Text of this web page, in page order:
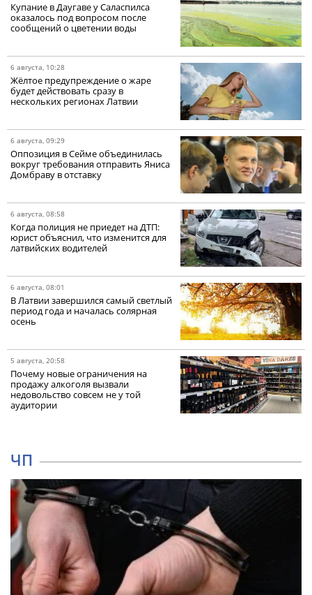
Купание в Даугаве у Саласпилса
оказалось под вопросом после
сообщений о цветении воды
6 августа, 10:28
Жёлтое предупреждение о жаре
будет действовать сразу в
нескольких регионах Латвии
6 августа, 09:29
Оппозиция в Сейме объединилась
вокруг требования отправить Яниса
Домбраву в отставку
6 августа, 08:58
Когда полиция не приедет на ДТП:
юрист объяснил, что изменится для
латвийских водителей
6 августа, 08:01
В Латвии завершился самый светлый
период года и началась солярная
осень
5 августа, 20:58
Почему новые ограничения на
продажу алкоголя вызвали
недовольство совсем не у той
аудитории
ЧП